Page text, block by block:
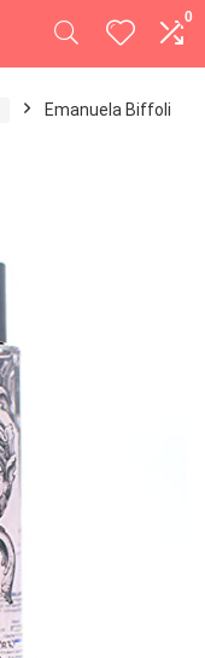
0
Emanuela Biffoli